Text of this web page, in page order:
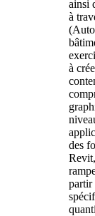
ainsi
à
à
des
partir